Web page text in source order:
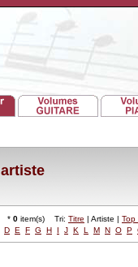
* 0 item(s) Tri: Titre | Artiste | Top
D E F G H I J K L M N O P